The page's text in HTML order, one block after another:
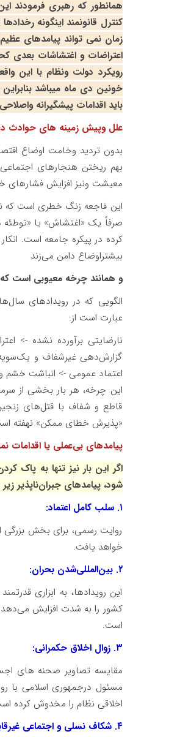
همانطور که رهبری فرمودند
کنترل قانونمند اینگونه
زمان نمی تواند پیامدهای
اعتراضات و اغتشاشات بعدی
رویکرد دولت ونظام با این
خونین دی ماه میباشد
باید اقدامات پیشگیرانه
علل وپیش زمینه های حوادث
بدون تردید وخامت اوضاع
بهم ریختن هنجارهای
معیشت ونیز افزایش فشارهای
این فاجعه زنگ خطری است که
صرفاً یک «اغتشاش» یا
کرده در پیکره جامعه است.
بیشتراوضاع دامن می‌زند
و همانند چرخه معیوبی است
عبارت است از:
نارضایتی برآورده نشده ->
گزارش‌دهی غیرشفاف و
اعتماد عمومی -> انباشت خشم
این چرخه، هر بار بخشی از
قاطع و شفاف با قتل‌های
«پذیرش خطای ممکن» نهفته
پیامدهای بی‌عملی یا اقدامات
اگر این بار نیز تنها به
شود، پیامدهای جبران‌ناپذیر
۱. سلب کامل اعتماد:
روایت رسمی، برای بخش بزرگی
خواهد یافت.
۲. بین‌المللی‌شدن بحران:
این رویدادها، به ابزاری
کشور را به شدت افزایش می‌دهد
است.
۳. زوال اخلاق حکمرانی:
مقایسه تصاویر صحنه های
مسئول درجمهوری اسلامی با
اخلاقی نظام را مخدوش کرده
۴. شکاف نسلی و اجتماعی غیرقابل باور: